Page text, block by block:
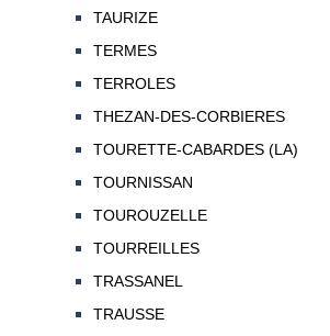
TAURIZE
TERMES
TERROLES
THEZAN-DES-CORBIERES
TOURETTE-CABARDES (LA)
TOURNISSAN
TOUROUZELLE
TOURREILLES
TRASSANEL
TRAUSSE